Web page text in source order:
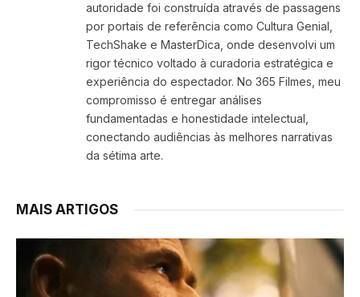
autoridade foi construída através de passagens
por portais de referência como Cultura Genial,
TechShake e MasterDica, onde desenvolvi um
rigor técnico voltado à curadoria estratégica e
experiência do espectador. No 365 Filmes, meu
compromisso é entregar análises
fundamentadas e honestidade intelectual,
conectando audiências às melhores narrativas
da sétima arte.
MAIS ARTIGOS